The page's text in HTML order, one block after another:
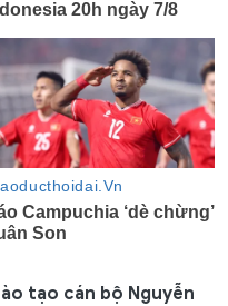
tạo cán bộ Nguyễn